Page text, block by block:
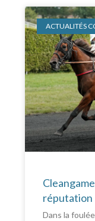
ACTUALITÉS
réputation
Dans la